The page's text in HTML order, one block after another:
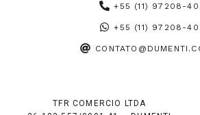
+55 (11) 97208-
+55 (11) 97208-
TFR COMERCIO LTDA